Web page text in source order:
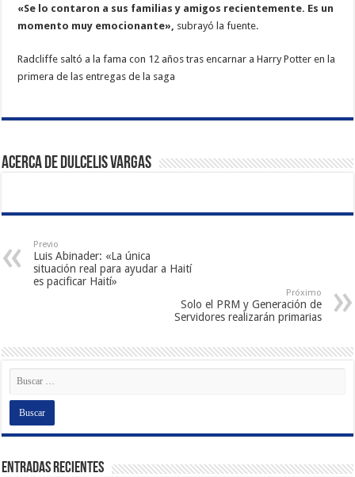
«Se lo contaron a sus familias y amigos recientemente. Es un
momento muy emocionante», subrayó la fuente.
Radcliffe saltó a la fama con 12 años tras encarnar a Harry Potter en la
primera de las entregas de la saga
Acerca de Dulcelis Vargas
Previo
Luis Abinader: «La única
situación real para ayudar a Haití
es pacificar Haití»
Próximo
Solo el PRM y Generación de
Servidores realizarán primarias
Entradas recientes